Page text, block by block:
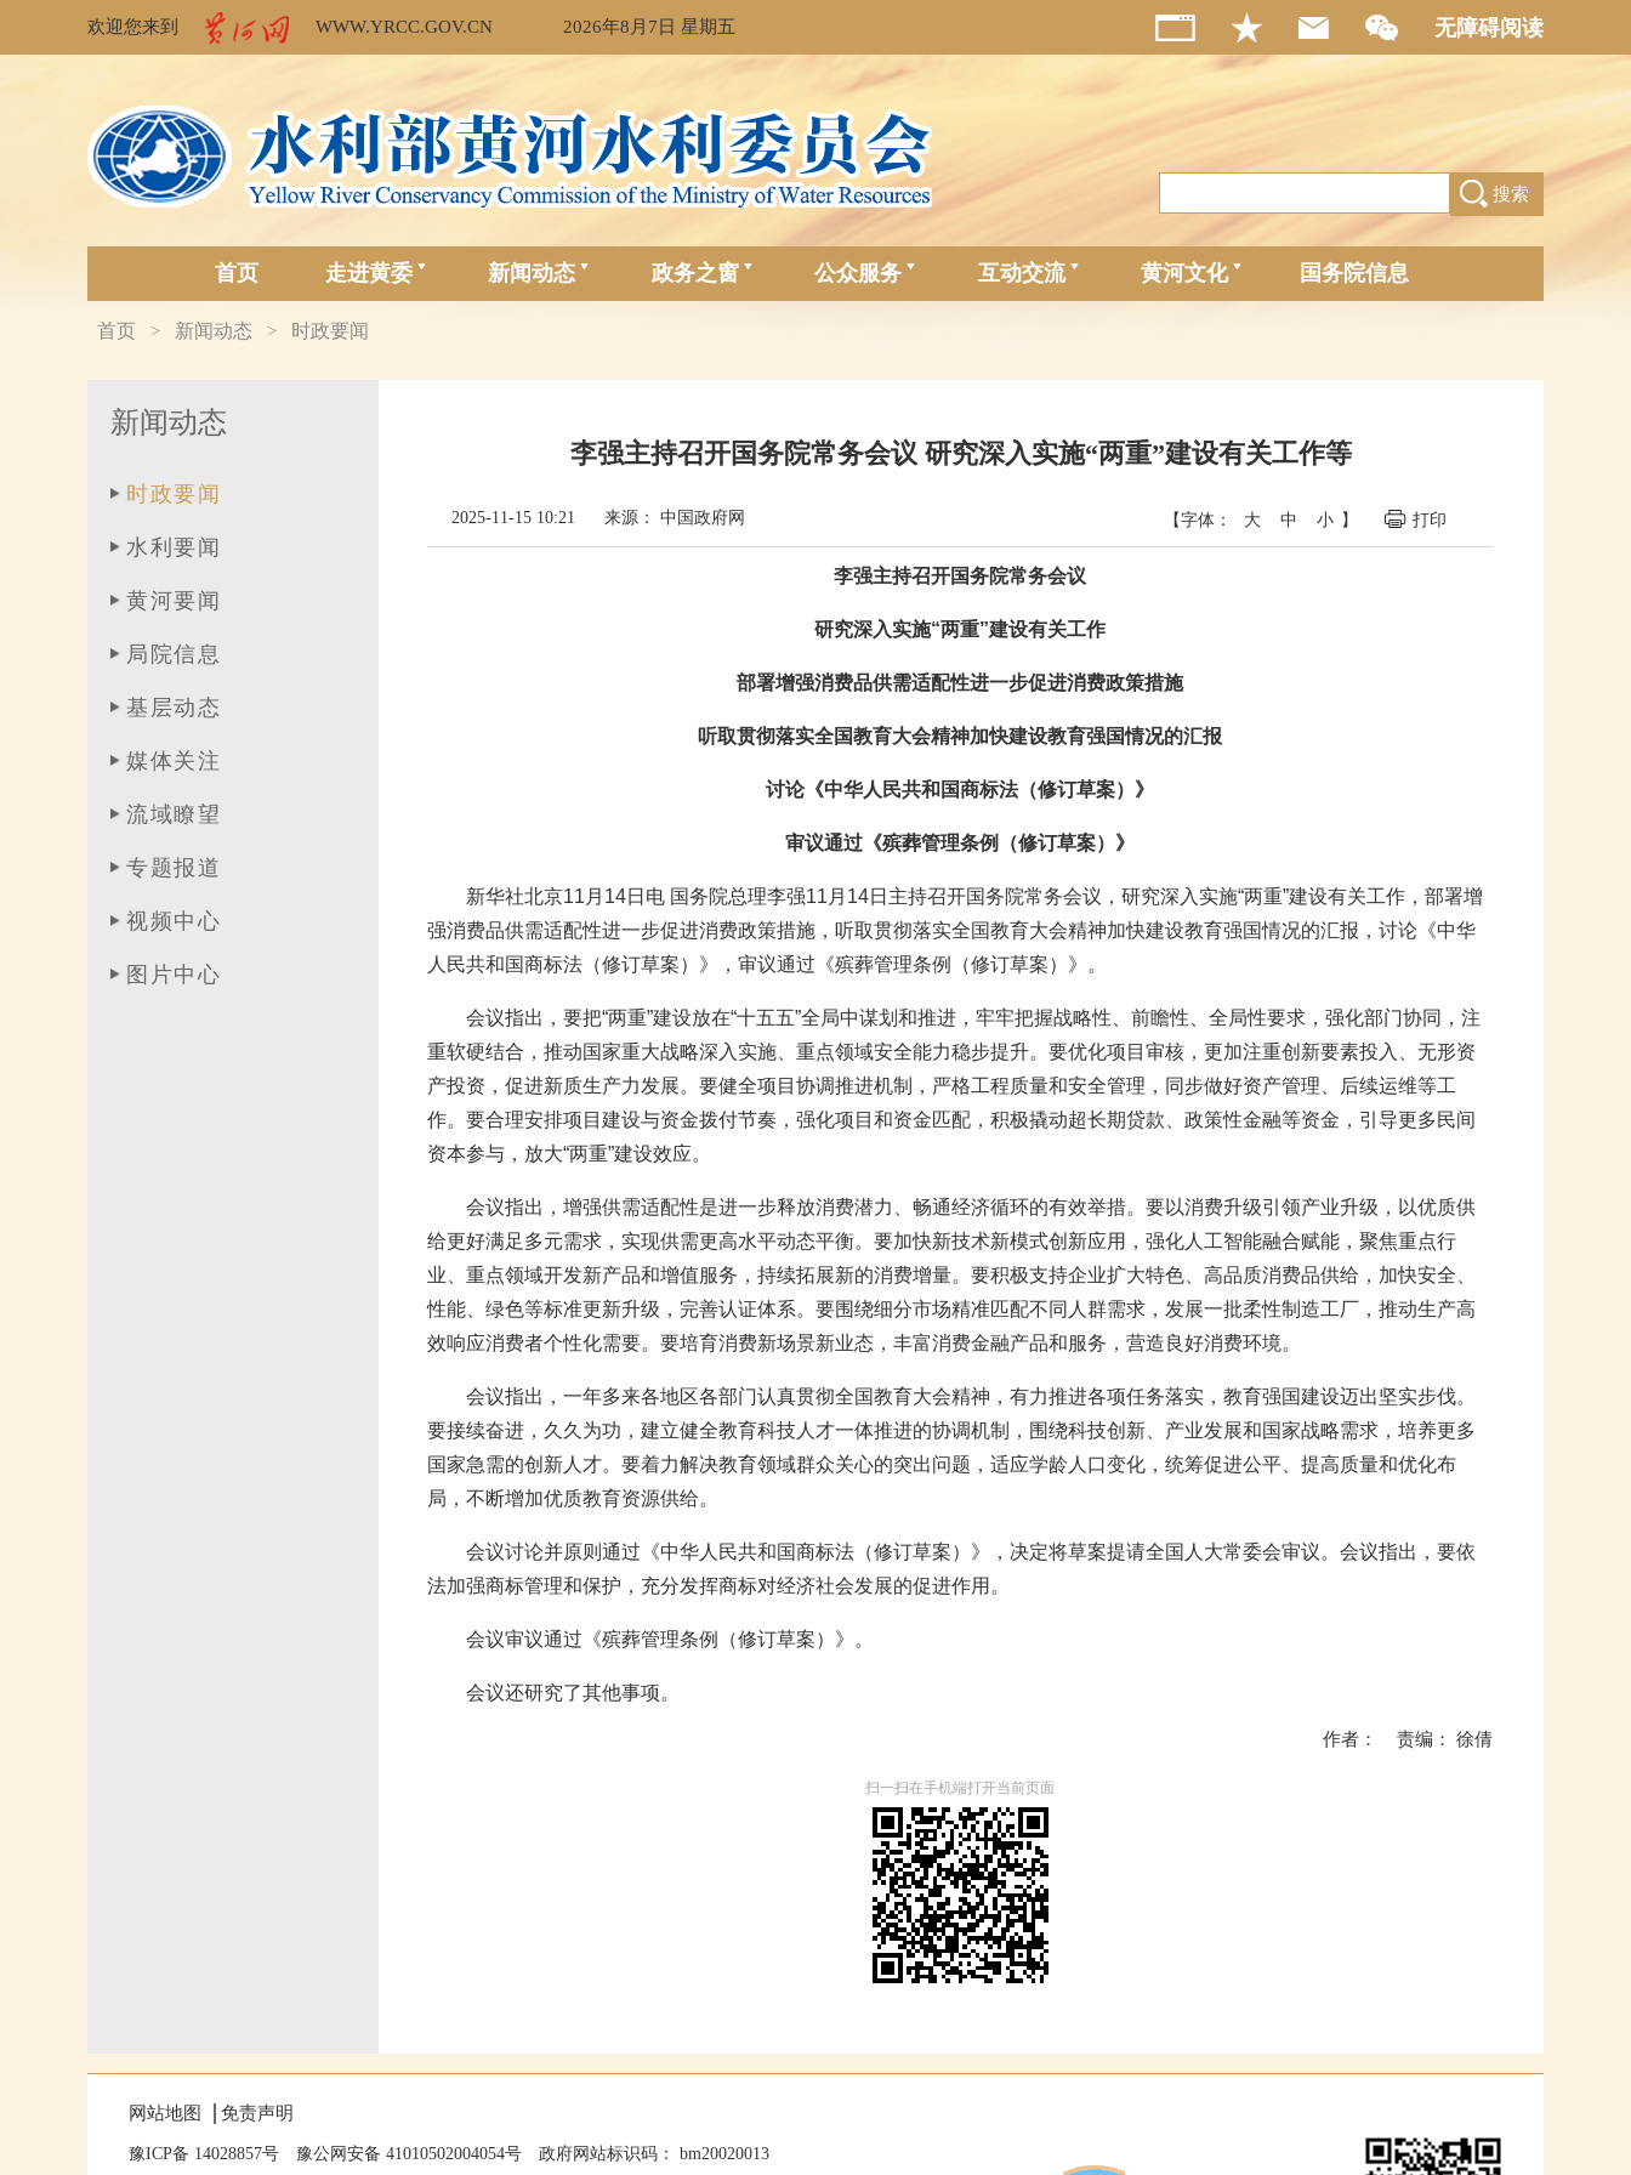
欢迎您来到 WWW.YRCC.GOV.CN 2026年8月7日 星期五 无障碍阅读
搜索
首页 走进黄委 新闻动态 政务之窗 公众服务 互动交流 黄河文化 国务院信息
首页 > 新闻动态 > 时政要闻
新闻动态
时政要闻
水利要闻
黄河要闻
局院信息
基层动态
媒体关注
流域瞭望
专题报道
视频中心
图片中心
李强主持召开国务院常务会议 研究深入实施“两重”建设有关工作等
【字体： 大 中 小 】 打印
2025-11-15 10:21 来源： 中国政府网
李强主持召开国务院常务会议
研究深入实施“两重”建设有关工作
部署增强消费品供需适配性进一步促进消费政策措施
听取贯彻落实全国教育大会精神加快建设教育强国情况的汇报
讨论《中华人民共和国商标法（修订草案）》
审议通过《殡葬管理条例（修订草案）》
新华社北京11月14日电 国务院总理李强11月14日主持召开国务院常务会议，研究深入实施“两重”建设有关工作，部署增
强消费品供需适配性进一步促进消费政策措施，听取贯彻落实全国教育大会精神加快建设教育强国情况的汇报，讨论《中华
人民共和国商标法（修订草案）》，审议通过《殡葬管理条例（修订草案）》。
会议指出，要把“两重”建设放在“十五五”全局中谋划和推进，牢牢把握战略性、前瞻性、全局性要求，强化部门协同，注
重软硬结合，推动国家重大战略深入实施、重点领域安全能力稳步提升。要优化项目审核，更加注重创新要素投入、无形资
产投资，促进新质生产力发展。要健全项目协调推进机制，严格工程质量和安全管理，同步做好资产管理、后续运维等工
作。要合理安排项目建设与资金拨付节奏，强化项目和资金匹配，积极撬动超长期贷款、政策性金融等资金，引导更多民间
资本参与，放大“两重”建设效应。
会议指出，增强供需适配性是进一步释放消费潜力、畅通经济循环的有效举措。要以消费升级引领产业升级，以优质供
给更好满足多元需求，实现供需更高水平动态平衡。要加快新技术新模式创新应用，强化人工智能融合赋能，聚焦重点行
业、重点领域开发新产品和增值服务，持续拓展新的消费增量。要积极支持企业扩大特色、高品质消费品供给，加快安全、
性能、绿色等标准更新升级，完善认证体系。要围绕细分市场精准匹配不同人群需求，发展一批柔性制造工厂，推动生产高
效响应消费者个性化需要。要培育消费新场景新业态，丰富消费金融产品和服务，营造良好消费环境。
会议指出，一年多来各地区各部门认真贯彻全国教育大会精神，有力推进各项任务落实，教育强国建设迈出坚实步伐。
要接续奋进，久久为功，建立健全教育科技人才一体推进的协调机制，围绕科技创新、产业发展和国家战略需求，培养更多
国家急需的创新人才。要着力解决教育领域群众关心的突出问题，适应学龄人口变化，统筹促进公平、提高质量和优化布
局，不断增加优质教育资源供给。
会议讨论并原则通过《中华人民共和国商标法（修订草案）》，决定将草案提请全国人大常委会审议。会议指出，要依
法加强商标管理和保护，充分发挥商标对经济社会发展的促进作用。
会议审议通过《殡葬管理条例（修订草案）》。
会议还研究了其他事项。
作者： 责编： 徐倩
扫一扫在手机端打开当前页面
网站地图 免责声明
豫ICP备 14028857号 豫公网安备 41010502004054号 政府网站标识码： bm20020013